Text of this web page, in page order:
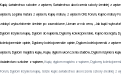
Kupię świadectwo szkolne z wpisem, Świadectwo ukończenia szkoły średniej z
wpisem, Legalna matura z wpisem, Kupię maturę z wpisem CKE Forum, Kupno matury
zdobyć wykształcenie średnie po zawodówce, Liceum w rok cena, , Jak kupić
Dyplom inżyniera kupię, Dyplom do kupienia, Dyplomy kolekcjonerskie, Kupno
kolekcjonerskie opinie, Dyplomy kolekcjonerskie opinie, Dyplom kolekcjonerski z
wpisem, Dyplom magistra kupię, Kupię dyplom ukończenia studiów, Dyplom inżyniera
świadectwo szkolne z wpisem, Kupię dyplom magistra z wpisem, Dyplomy
Forum, Dyplom inżyniera kupię, Gdzie kupić świadectwo ukończenia szkoły średniej z